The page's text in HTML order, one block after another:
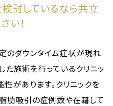
討しているなら共立
い！
のダウンタイム症状が現れ
た施術を行っているクリニッ
があります。クリニックを
肪吸引の症例数や在籍して